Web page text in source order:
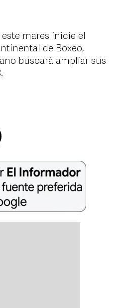
mares inicie el
de Boxeo,
buscará ampliar sus